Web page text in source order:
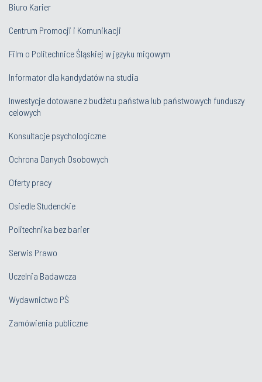
Biuro Karier
Centrum Promocji i Komunikacji
Film o Politechnice Śląskiej w języku migowym
Informator dla kandydatów na studia
Inwestycje dotowane z budżetu państwa lub państwowych funduszy
celowych
Konsultacje psychologiczne
Ochrona Danych Osobowych
Oferty pracy
Osiedle Studenckie
Politechnika bez barier
Serwis Prawo
Uczelnia Badawcza
Wydawnictwo PŚ
Zamówienia publiczne